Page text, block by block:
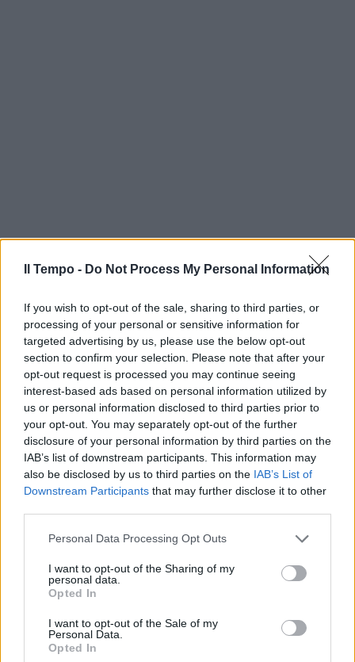
Il Tempo - Do Not Process My Personal Information
If you wish to opt-out of the sale, sharing to third parties, or
processing of your personal or sensitive information for
targeted advertising by us, please use the below opt-out
section to confirm your selection. Please note that after your
opt-out request is processed you may continue seeing
interest-based ads based on personal information utilized by
us or personal information disclosed to third parties prior to
your opt-out. You may separately opt-out of the further
disclosure of your personal information by third parties on the
IAB’s list of downstream participants. This information may
also be disclosed by us to third parties on the IAB’s List of
Downstream Participants that may further disclose it to other
Personal Data Processing Opt Outs
I want to opt-out of the Sharing of my
personal data.
Opted In
I want to opt-out of the Sale of my
Personal Data.
Opted In